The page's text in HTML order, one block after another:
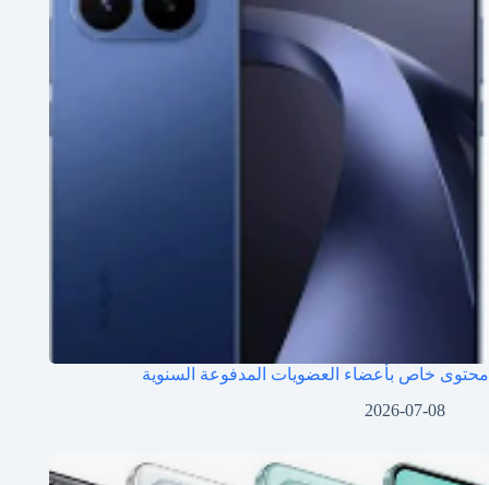
محتوى خاص بأعضاء العضويات المدفوعة السنوية
2026-07-08